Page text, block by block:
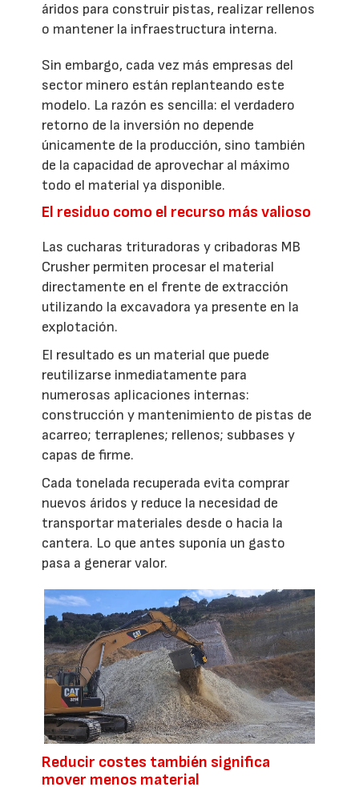
áridos para construir pistas, realizar rellenos
o mantener la infraestructura interna.
Sin embargo, cada vez más empresas del
sector minero están replanteando este
modelo. La razón es sencilla: el verdadero
retorno de la inversión no depende
únicamente de la producción, sino también
de la capacidad de aprovechar al máximo
todo el material ya disponible.
El residuo como el recurso más valioso
Las cucharas trituradoras y cribadoras MB
Crusher permiten procesar el material
directamente en el frente de extracción
utilizando la excavadora ya presente en la
explotación.
El resultado es un material que puede
reutilizarse inmediatamente para
numerosas aplicaciones internas:
construcción y mantenimiento de pistas de
acarreo; terraplenes; rellenos; subbases y
capas de firme.
Cada tonelada recuperada evita comprar
nuevos áridos y reduce la necesidad de
transportar materiales desde o hacia la
cantera. Lo que antes suponía un gasto
pasa a generar valor.
Reducir costes también significa
mover menos material